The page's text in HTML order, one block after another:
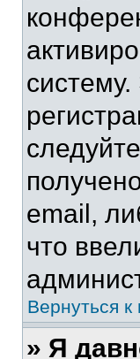
email,
что
Вернуться к
» Я